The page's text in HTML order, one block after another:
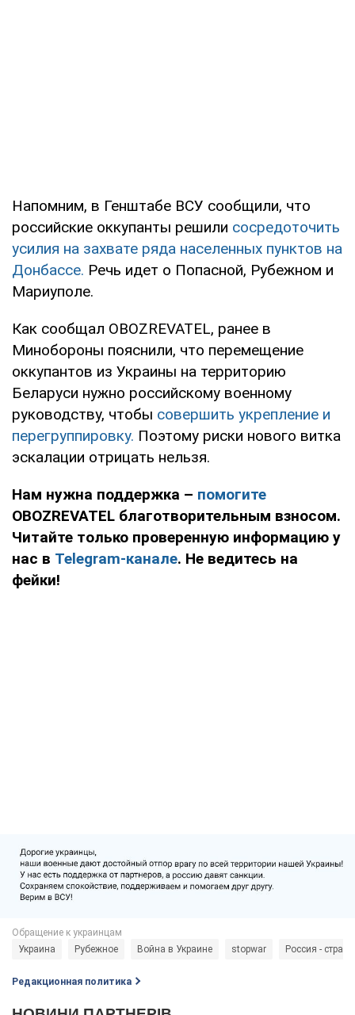
Напомним, в Генштабе ВСУ сообщили, что
российские оккупанты решили сосредоточить
усилия на захвате ряда населенных пунктов на
Донбассе. Речь идет о Попасной, Рубежном и
Мариуполе.
Как сообщал OBOZREVATEL, ранее в
Минобороны пояснили, что перемещение
оккупантов из Украины на территорию
Беларуси нужно российскому военному
руководству, чтобы совершить укрепление и
перегруппировку. Поэтому риски нового витка
эскалации отрицать нельзя.
Нам нужна поддержка – помогите
OBOZREVATEL благотворительным взносом.
Читайте только проверенную информацию у
нас в Telegram-канале. Не ведитесь на
фейки!
Украина Рубежное Война в Украине stopwar Россия -
Редакционная политика